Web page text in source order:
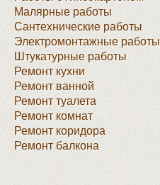
Малярные работы
Сантехнические работы
Электромонтажные работы
Штукатурные работы
Ремонт кухни
Ремонт ванной
Ремонт туалета
Ремонт комнат
Ремонт коридора
Ремонт балкона